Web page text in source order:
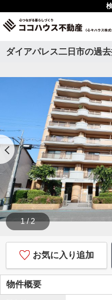
ダイアパレス二日市の過
1 / 2
お気に入り追加
物件概要